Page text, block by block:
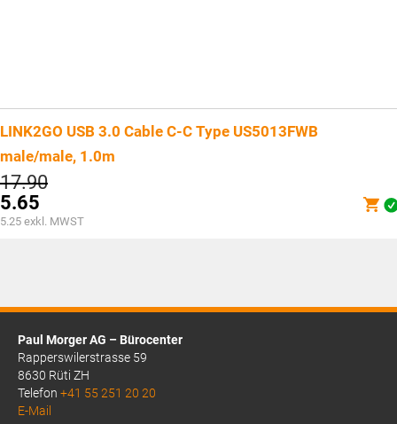
LINK2GO USB 3.0 Cable C-C Type US5013FWB
male/male, 1.0m
17.90Ursprünglicher
war:
CHF17.90
5.65
Aktueller
5.25 exkl. MWST
Paul Morger AG – Bürocenter
Rapperswilerstrasse 59
8630 Rüti ZH
Telefon +41 55 251 20 20
E-Mail